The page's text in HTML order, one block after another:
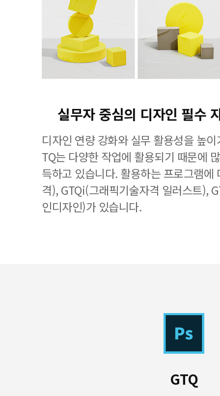
실무자 중심의 디자인 필수
디자인 연량 강화와 실무 활용성을 높
TQ는 다양한 작업에 활용되기 때문에
득하고 있습니다. 활용하는 프로그램에
격), GTQi(그래픽기술자격 일러스트),
인디자인)가 있습니다.
GTQ